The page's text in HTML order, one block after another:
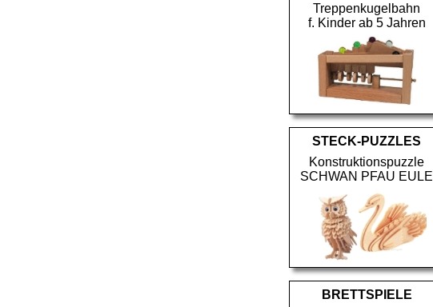
Treppenkugelbahn
f. Kinder ab 5 Jahren
STECK-PUZZLES
Konstruktionspuzzle
SCHWAN PFAU EULE
BRETTSPIELE